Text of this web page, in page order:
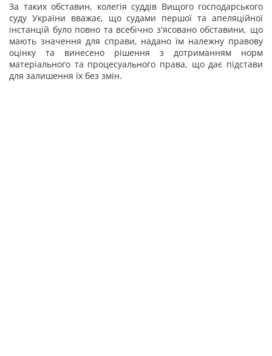
За таких обставин, колегія суддів Вищого господарського
суду України вважає, що судами першої та апеляційної
інстанцій було повно та всебічно з'ясовано обставини, що
мають значення для справи, надано їм належну правову
оцінку та винесено рішення з дотриманням норм
матеріального та процесуального права, що дає підстави
для залишення їх без змін.